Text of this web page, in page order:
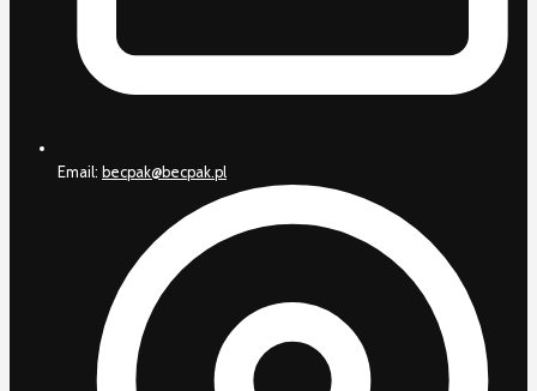
Email: becpak@becpak.pl